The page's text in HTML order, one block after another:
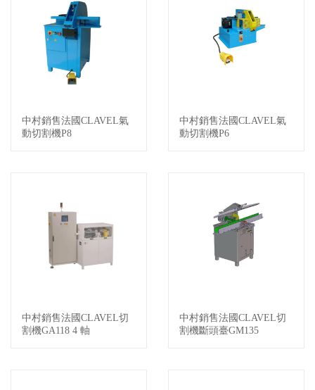
查看詳情
中村銷售法國CLAVEL氣
動切割機P8
查看詳情
中村銷售法國CLAVEL氣
動切割機P6
查看詳情
中村銷售法國CLAVEL切
割機GA118 4 軸
查看詳情
中村銷售法國CLAVEL切
割機斷頭臺GM135